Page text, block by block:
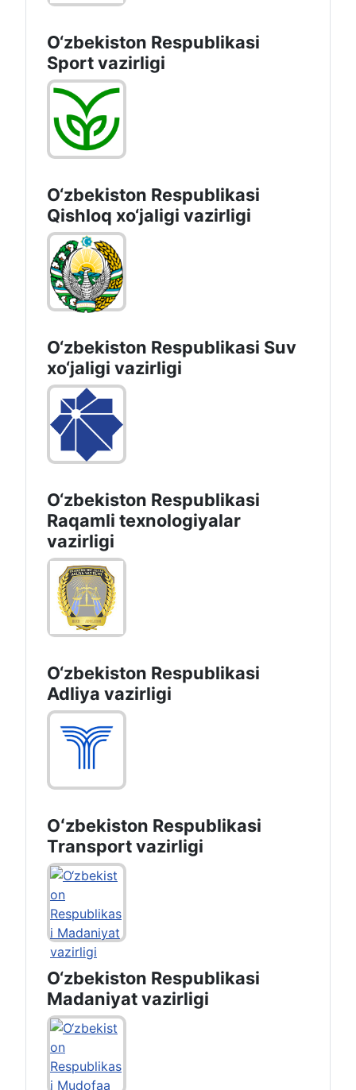
O‘zbekiston Respublikasi
Sport vazirligi
O‘zbekiston Respublikasi
Qishloq хo‘jаligi vаzirligi
O‘zbekiston Respublikasi Suv
хo‘jaligi vazirligi
O‘zbekiston Respublikasi
Raqamli texnologiyalar
vazirligi
O‘zbekiston Respublikasi
Adliya vazirligi
Oʻzbekiston Respublikasi
Transport vazirligi
O‘zbekiston Respublikasi
Madaniyat vazirligi